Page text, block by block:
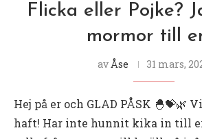
Flicka eller Pojke?
mormor till
av Åse 31 mars,
Hej på er och GLAD PÅSK 🐣💝🌿
haft! Har inte hunnit kika in till